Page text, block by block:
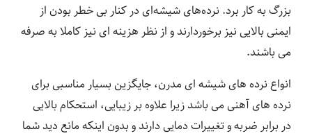
بزرگ به کار برد. نرده‌های شیشه‌ای در کنار بی خطر بودن از
ایمنی بالایی نیز برخوردارند و از نظر هزینه ای نیز کاملا به صرفه
می باشند.
انواع نرده های شیشه ای مدرن، جایگزین بسیار مناسبی برای
نرده های آهنی می باشد زیرا علاوه بر زیبایی، استحکام بالایی
در برابر ضربه و تغییرات دمایی دارند و بدون اینکه مانع دید شما